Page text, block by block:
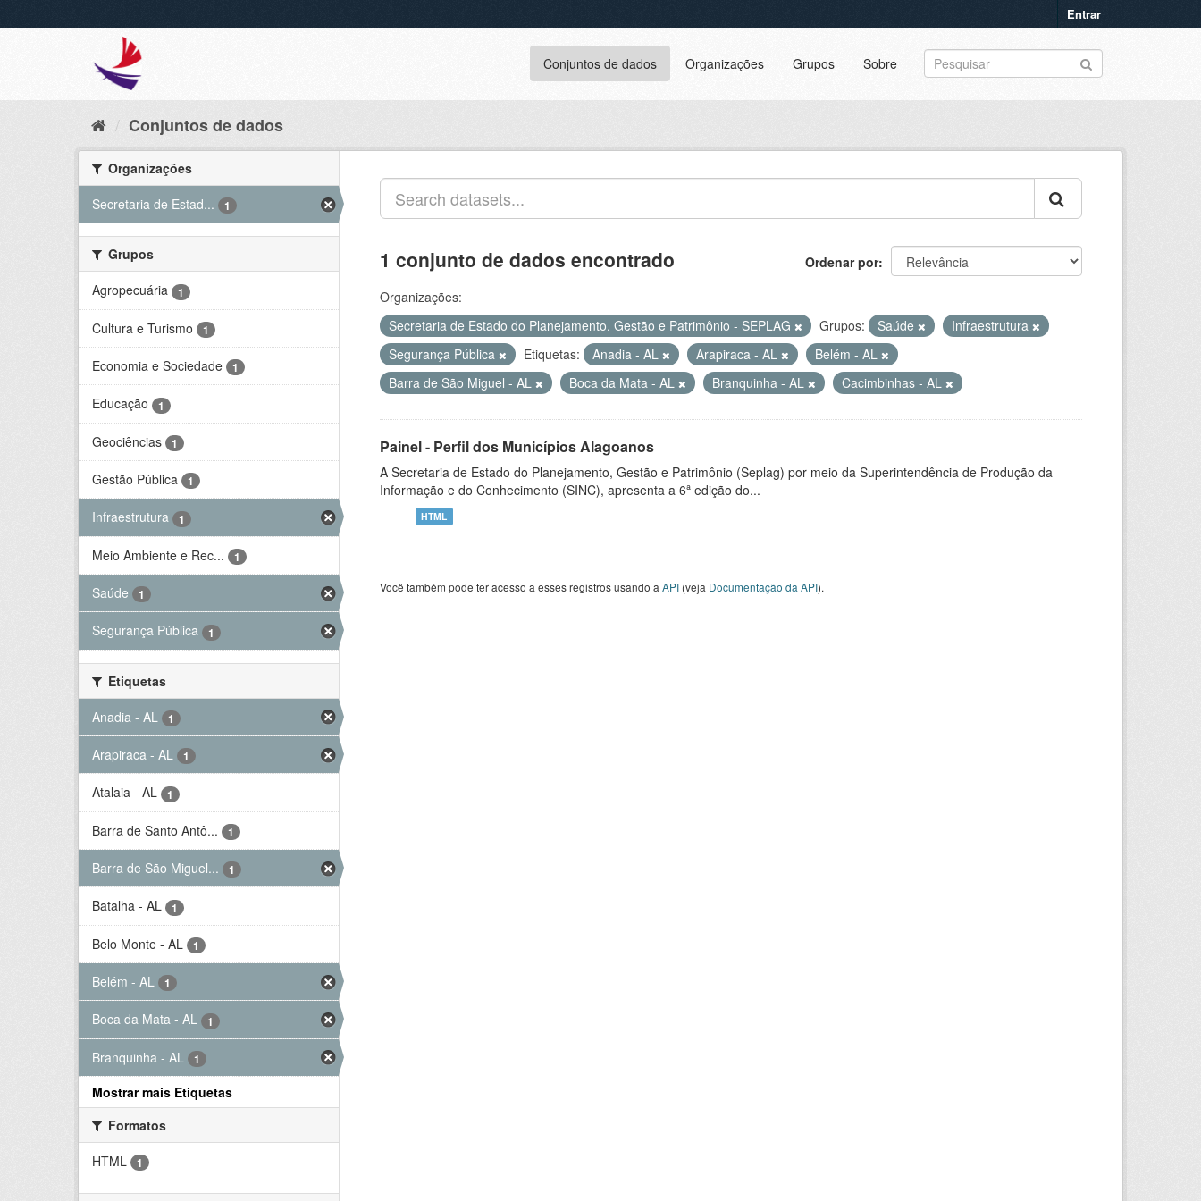
Entrar
Conjuntos de dados Organizações Grupos Sobre
Conjuntos de dados
Organizações
Secretaria de Estad...
1
Grupos
Agropecuária
1
Cultura e Turismo 1
Economia e Sociedade 1
Educação 1
Geociências 1
Gestão Pública 1
Infraestrutura 1
Meio Ambiente e Rec... 1
Saúde 1
Segurança Pública 1
Etiquetas
Anadia - AL
1
Arapiraca - AL 1
Atalaia - AL 1
Barra de Santo Antô... 1
Barra de São Miguel... 1
Batalha - AL 1
Belo Monte - AL 1
Belém - AL 1
Boca da Mata - AL 1
Branquinha - AL 1
Mostrar mais Etiquetas
Formatos
HTML
1
Ordenar por
1 conjunto de dados encontrado
Organizações:
Secretaria de Estado do Planejamento, Gestão e Patrimônio - SEPLAG
Grupos: Saúde
Infraestrutura
Segurança Pública
Etiquetas: Anadia - AL Arapiraca - AL
Belém - AL
Barra de São Miguel - AL
Boca da Mata - AL Branquinha - AL Cacimbinhas - AL
Painel - Perfil dos Municípios Alagoanos
A Secretaria de Estado do Planejamento, Gestão e Patrimônio (Seplag) por meio da Superintendência de Produção da
Informação e do Conhecimento (SINC), apresenta a 6ª edição do...
HTML
Você também pode ter acesso a esses registros usando a API (veja Documentação da API).